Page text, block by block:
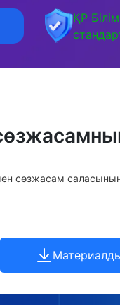
ҚР
мен сөзжасам